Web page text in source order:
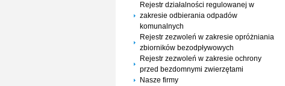
Rejestr działalności regulowanej w
zakresie odbierania odpadów
komunalnych
Rejestr zezwoleń w zakresie opróżniania
zbiorników bezodpływowych
Rejestr zezwoleń w zakresie ochrony
przed bezdomnymi zwierzętami
Nasze firmy